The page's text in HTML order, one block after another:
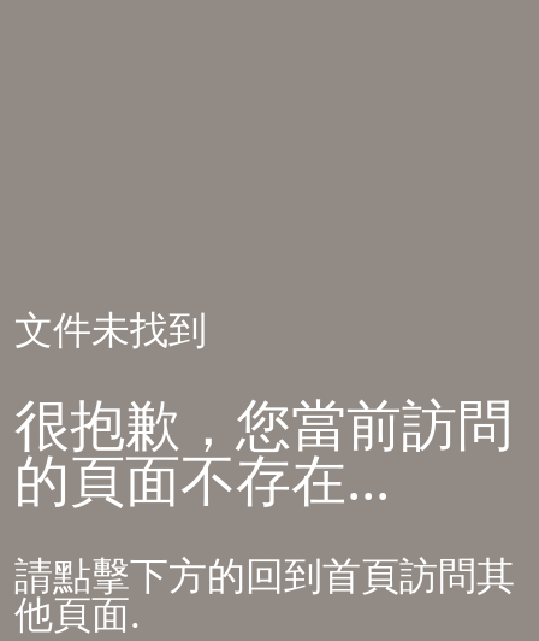
文件未找到
很抱歉，您當前訪問
的頁面不存在...
請點擊下方的回到首頁訪問其
他頁面.